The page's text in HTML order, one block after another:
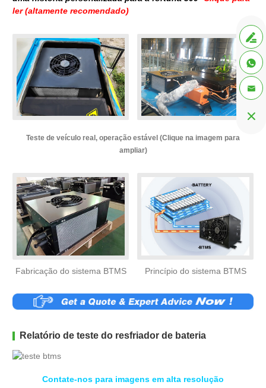
ler (altamente recomendado)
Teste de veículo real, operação estável (Clique na imagem para
ampliar)
Fabricação do sistema BTMS Princípio do sistema BTMS
Relatório de teste do resfriador de bateria
Contate-nos para imagens em alta resolução



